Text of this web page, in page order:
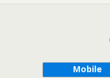
Mobile